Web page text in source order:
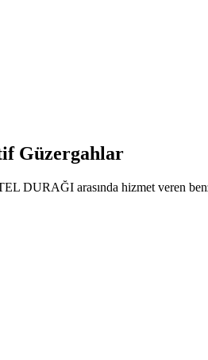
Güzergahlar
DURAĞI arasında hizmet veren